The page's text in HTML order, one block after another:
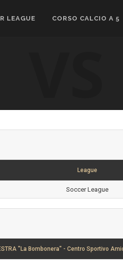
LEAGUE CORSO CALCIO A 5
League
Soccer League
"La Bombonera" - Centro Sportivo